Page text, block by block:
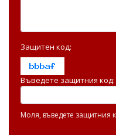
Защитен код:
Въведете защитния код:
Моля, въведете защитния